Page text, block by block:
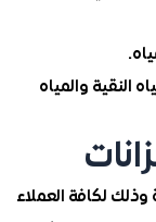
النقية والمياه
لكافة العملاء